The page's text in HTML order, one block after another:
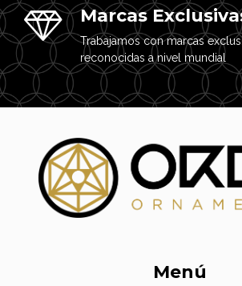
Marcas
Trabajamos con marcas
reconocidas a nivel mundial
Menú